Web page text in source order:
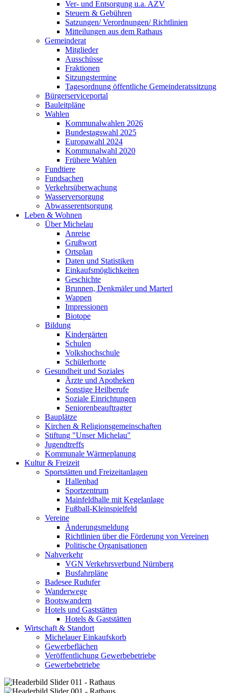
Ver- und Entsorgung u.a. AZV
Steuern & Gebühren
Satzungen/ Verordnungen/ Richtlinien
Mitteilungen aus dem Rathaus
Gemeinderat
Mitglieder
Ausschüsse
Fraktionen
Sitzungstermine
Tagesordnung öffentliche Gemeinderatssitzung
Bürgerserviceportal
Bauleitpläne
Wahlen
Kommunalwahlen 2026
Bundestagswahl 2025
Europawahl 2024
Kommunalwahl 2020
Frühere Wahlen
Fundtiere
Fundsachen
Verkehrsüberwachung
Wasserversorgung
Abwasserentsorgung
Leben & Wohnen
Über Michelau
Anreise
Grußwort
Ortsplan
Daten und Statistiken
Einkaufsmöglichkeiten
Geschichte
Brunnen, Denkmäler und Marterl
Wappen
Impressionen
Biotope
Bildung
Kindergärten
Schulen
Volkshochschule
Schülerhorte
Gesundheit und Soziales
Ärzte und Apotheken
Sonstige Heilberufe
Soziale Einrichtungen
Seniorenbeauftragter
Bauplätze
Kirchen & Religionsgemeinschaften
Stiftung "Unser Michelau"
Jugendtreffs
Kommunale Wärmeplanung
Kultur & Freizeit
Sportstätten und Freizeitanlagen
Hallenbad
Sportzentrum
Mainfeldhalle mit Kegelanlage
Fußball-Kleinspielfeld
Vereine
Änderungsmeldung
Richtlinien über die Förderung von Vereinen
Politische Organisationen
Nahverkehr
VGN Verkehrsverbund Nürnberg
Busfahrpläne
Badesee Rudufer
Wanderwege
Bootswandern
Hotels und Gaststätten
Hotels & Gaststätten
Wirtschaft & Standort
Michelauer Einkaufskorb
Gewerbeflächen
Veröffentlichung Gewerbebetriebe
Gewerbebetriebe